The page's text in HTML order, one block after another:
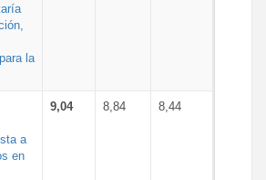
la
a
en
9,04 8,84 8,44